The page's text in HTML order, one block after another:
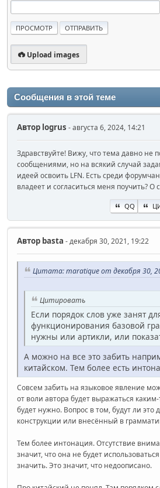
Upload images
Сообщения в этой теме
Автор logrus - августа 6, 2024, 14:21
Здравствуйте! Вижу, что тема давно не
сообщениями, но на всякий случай
идеей освоить LFN. Есть среди
владеет и согласиться меня поучить? О
QQ
Автор basta - декабря 30, 2021, 19:22
Цитата: maratique от декабря 30,
Цитировать
Если порядок слов уже занят
функционирования базовой
нужны или артикли, или
А можно на все это забить
китайском. Тем более есть
Совсем забить на языковое явление
от воли автора будет выражаться каким-
будет нужно. Вопрос в том, будут ли
конструкции или внесённый в
Тем более интонация. Отсутствие
значит, что она не будет
значить. Это значит, что недоописано.